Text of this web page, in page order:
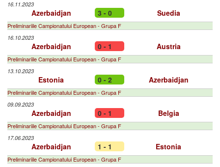
16.11.2023
Azerbaidjan 3 - 0 Suedia
Preliminariile Campionatului European - Grupa F
16.10.2023
Azerbaidjan 0 - 1 Austria
Preliminariile Campionatului European - Grupa F
13.10.2023
Estonia 0 - 2 Azerbaidjan
Preliminariile Campionatului European - Grupa F
09.09.2023
Azerbaidjan 0 - 1 Belgia
Preliminariile Campionatului European - Grupa F
17.06.2023
Azerbaidjan 1 - 1 Estonia
Preliminariile Campionatului European - Grupa F